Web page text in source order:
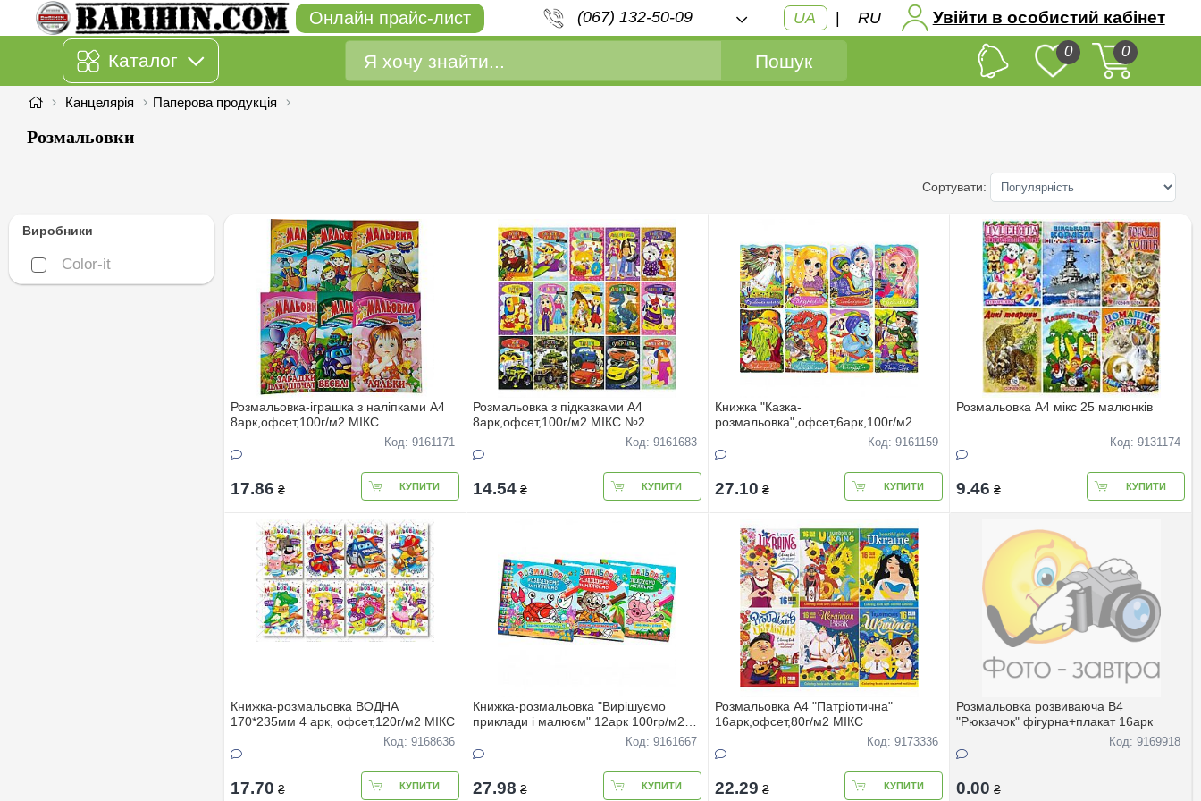
Онлайн прайс-лист (067) 132-50-09 UA | RU Увійти в особистий кабінет
Каталог Пошук 0 0
Канцелярія Паперова продукція
Розмальовки
Сортувати:
Виробники
Color-it
Color-it
Розмальовка-іграшка з наліпками А4
8арк,офсет,100г/м2 МІКС
Код: 9161171
17.86 ₴ КУПИТИ
Розмальовка з підказками А4
8арк,офсет,100г/м2 МІКС №2
Код: 9161683
14.54 ₴ КУПИТИ
Книжка "Казка-
розмальовка",офсет,6арк,100г/м2
Код: 9161159
27.10 ₴ КУПИТИ
Розмальовка А4 мікс 25 малюнків
Код: 9131174
9.46 ₴ КУПИТИ
Книжка-розмальовка ВОДНА
170*235мм 4 арк, офсет,120г/м2 МІКС
Код: 9168636
17.70 ₴ КУПИТИ
Книжка-розмальовка "Вирішуємо
приклади і малюєм" 12арк 100гр/м2
Код: 9161667
27.98 ₴ КУПИТИ
Розмальовка А4 "Патрiотична"
16арк,офсет,80г/м2 МІКС
Код: 9173336
22.29 ₴ КУПИТИ
Розмальовка розвиваюча В4
"Рюкзачок" фігурна+плакат 16арк
Код: 9169918
0.00 ₴